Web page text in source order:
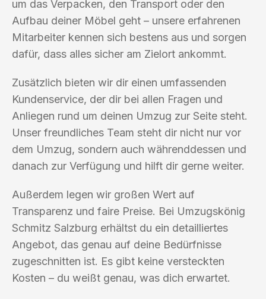
um das Verpacken, den Transport oder den
Aufbau deiner Möbel geht – unsere erfahrenen
Mitarbeiter kennen sich bestens aus und sorgen
dafür, dass alles sicher am Zielort ankommt.
Zusätzlich bieten wir dir einen umfassenden
Kundenservice, der dir bei allen Fragen und
Anliegen rund um deinen Umzug zur Seite steht.
Unser freundliches Team steht dir nicht nur vor
dem Umzug, sondern auch währenddessen und
danach zur Verfügung und hilft dir gerne weiter.
Außerdem legen wir großen Wert auf
Transparenz und faire Preise. Bei Umzugskönig
Schmitz Salzburg erhältst du ein detailliertes
Angebot, das genau auf deine Bedürfnisse
zugeschnitten ist. Es gibt keine versteckten
Kosten – du weißt genau, was dich erwartet.